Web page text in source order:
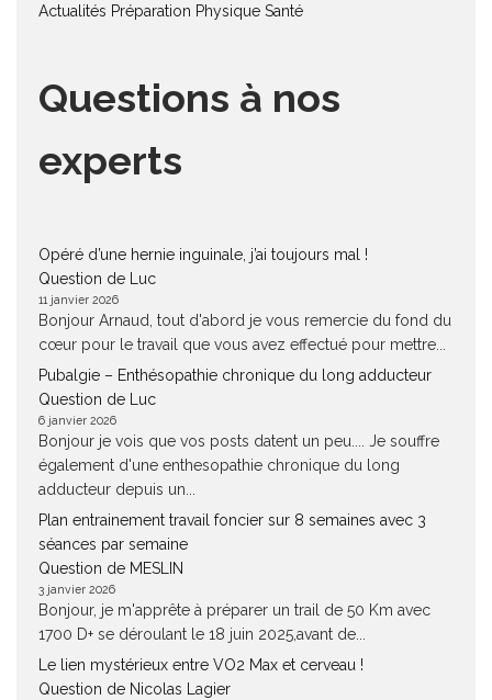
Actualités Préparation Physique Santé
Questions à nos
experts
Opéré d’une hernie inguinale, j’ai toujours mal !
Question de Luc
11 janvier 2026
Bonjour Arnaud, tout d'abord je vous remercie du fond du
cœur pour le travail que vous avez effectué pour mettre...
Pubalgie – Enthésopathie chronique du long adducteur
Question de Luc
6 janvier 2026
Bonjour je vois que vos posts datent un peu.... Je souffre
également d'une enthesopathie chronique du long
adducteur depuis un...
Plan entrainement travail foncier sur 8 semaines avec 3
séances par semaine
Question de MESLIN
3 janvier 2026
Bonjour, je m'apprête à préparer un trail de 50 Km avec
1700 D+ se déroulant le 18 juin 2025,avant de...
Le lien mystérieux entre VO2 Max et cerveau !
Question de Nicolas Lagier